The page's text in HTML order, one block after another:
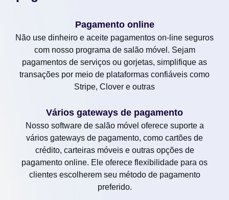
Pagamento online
Não use dinheiro e aceite pagamentos on-line seguros
com nosso programa de salão móvel. Sejam
pagamentos de serviços ou gorjetas, simplifique as
transações por meio de plataformas confiáveis como
Stripe, Clover e outras
Vários gateways de pagamento
Nosso software de salão móvel oferece suporte a
vários gateways de pagamento, como cartões de
crédito, carteiras móveis e outras opções de
pagamento online. Ele oferece flexibilidade para os
clientes escolherem seu método de pagamento
preferido.